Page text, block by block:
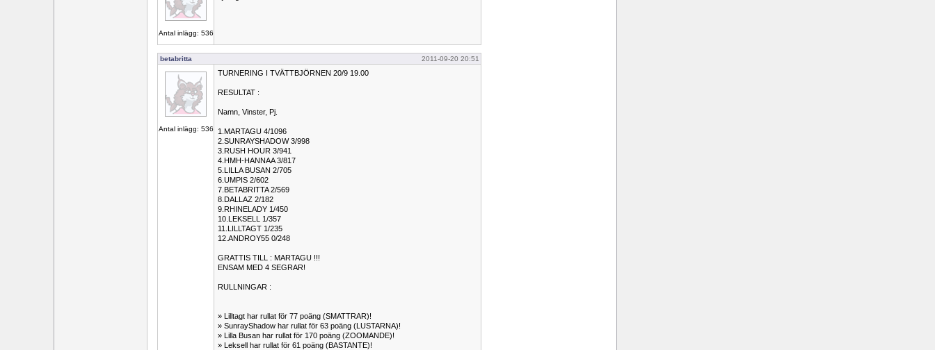
Antal inlägg: 536
betabritta 2011-09-20 20:51
Antal inlägg: 536
TURNERING I TVÄTTBJÖRNEN 20/9 19.00
RESULTAT :
Namn, Vinster, Pj.
1.MARTAGU 4/1096
2.SUNRAYSHADOW 3/998
3.RUSH HOUR 3/941
4.HMH-HANNAA 3/817
5.LILLA BUSAN 2/705
6.UMPIS 2/602
7.BETABRITTA 2/569
8.DALLAZ 2/182
9.RHINELADY 1/450
10.LEKSELL 1/357
11.LILLTAGT 1/235
12.ANDROY55 0/248
GRATTIS TILL : MARTAGU !!!
ENSAM MED 4 SEGRAR!
RULLNINGAR :
» Lilltagt har rullat för 77 poäng (SMATTRAR)!
» SunrayShadow har rullat för 63 poäng (LUSTARNA)!
» Lilla Busan har rullat för 170 poäng (ZOOMANDE)!
» Leksell har rullat för 61 poäng (BASTANTE)!